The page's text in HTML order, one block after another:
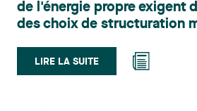
clientèle publique et privée dans
touchant notamment les
et de permis, l’application et la
règlements d’urbanisme, ainsi
de l'énergie propre exigent
des choix de structuration
LIRE LA SUITE